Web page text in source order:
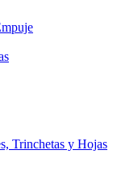
Trinchetas y Hojas